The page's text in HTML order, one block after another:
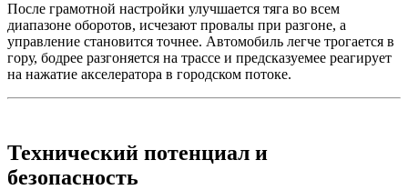
После грамотной настройки улучшается тяга во всем
диапазоне оборотов, исчезают провалы при разгоне, а
управление становится точнее. Автомобиль легче трогается в
гору, бодрее разгоняется на трассе и предсказуемее реагирует
на нажатие акселератора в городском потоке.
Технический потенциал и
безопасность